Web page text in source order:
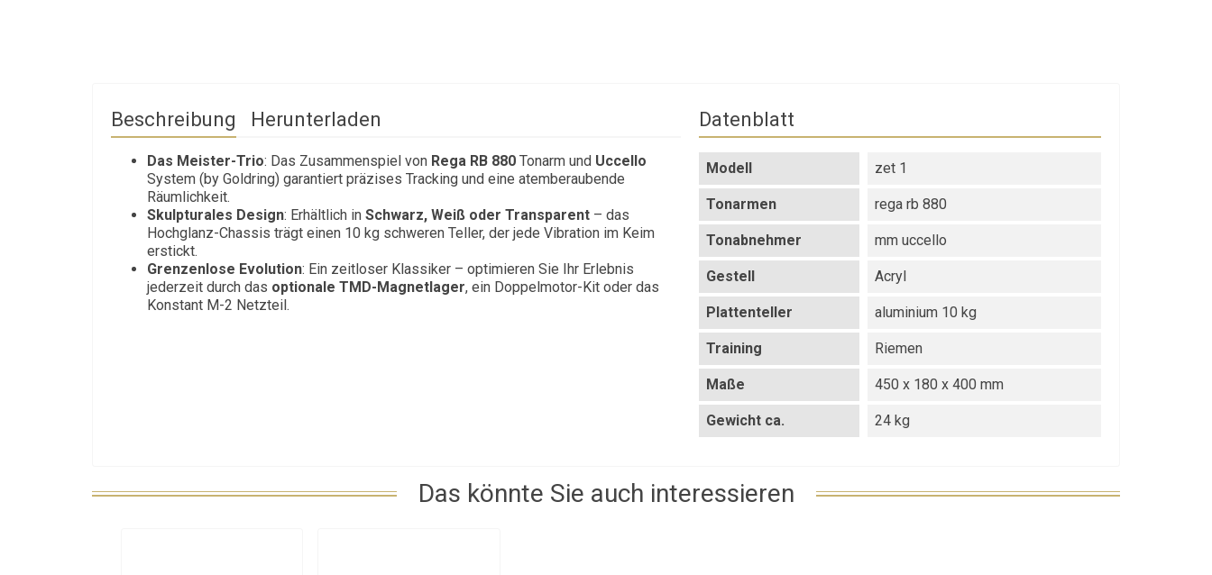
Beschreibung Herunterladen
Das Meister-Trio: Das Zusammenspiel von Rega RB 880 Tonarm und Uccello
System (by Goldring) garantiert präzises Tracking und eine atemberaubende
Räumlichkeit.
Skulpturales Design: Erhältlich in Schwarz, Weiß oder Transparent – das
Hochglanz-Chassis trägt einen 10 kg schweren Teller, der jede Vibration im Keim
erstickt.
Grenzenlose Evolution: Ein zeitloser Klassiker – optimieren Sie Ihr Erlebnis
jederzeit durch das optionale TMD-Magnetlager, ein Doppelmotor-Kit oder das
Konstant M-2 Netzteil.
Datenblatt
Modell zet 1
Tonarmen rega rb 880
Tonabnehmer mm uccello
Gestell Acryl
Plattenteller aluminium 10 kg
Training Riemen
Maße 450 x 180 x 400 mm
Gewicht ca. 24 kg
Das könnte Sie auch interessieren